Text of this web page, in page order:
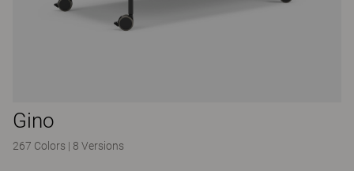
Gino
267 Colors | 8 Versions